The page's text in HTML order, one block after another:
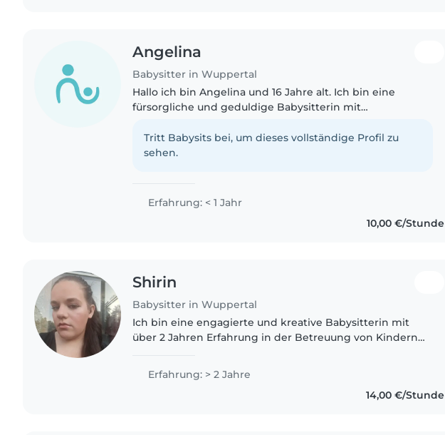
Angelina
Babysitter in Wuppertal
Hallo ich bin Angelina und 16 Jahre alt. Ich bin eine
fürsorgliche und geduldige Babysitterin mit
vorzulesen, zu basteln und..
Tritt Babysits bei, um dieses vollständige Profil zu
sehen.
Erfahrung: < 1 Jahr
10,00 €/Stunde
Shirin
Babysitter in Wuppertal
Ich bin eine engagierte und kreative Babysitterin mit
über 2 Jahren Erfahrung in der Betreuung von Kindern
Erfahrung: > 2 Jahre
14,00 €/Stunde